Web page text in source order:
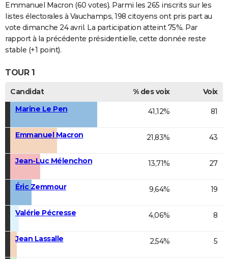
Emmanuel Macron (60 votes). Parmi les 265 inscrits sur les
listes électorales à Vauchamps, 198 citoyens ont pris part au
vote dimanche 24 avril. La participation atteint 75%. Par
rapport à la précédente présidentielle, cette donnée reste
stable (+1 point).
TOUR 1
Candidat % des voix
Voix
Marine Le Pen
41,12% 81
Emmanuel Macron 21,83% 43
Jean-Luc Mélenchon 13,71% 27
Éric Zemmour 9,64% 19
Valérie Pécresse 4,06% 8
Jean Lassalle 2,54% 5